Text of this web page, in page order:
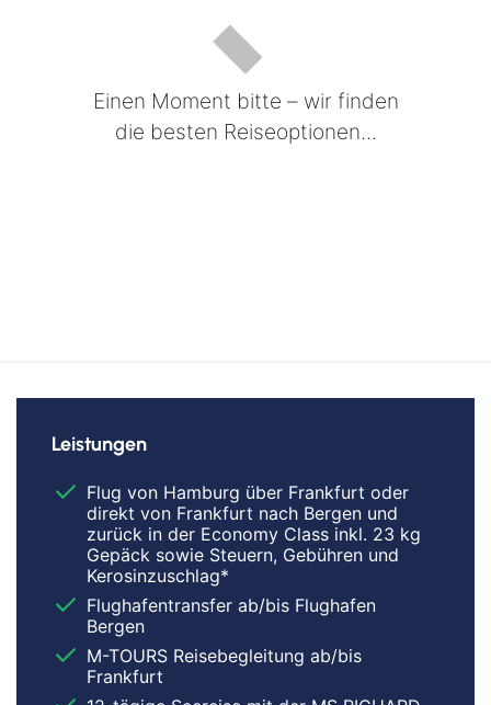
Einen Moment bitte – wir finden
die besten Reiseoptionen...
Leistungen
Flug von Hamburg über Frankfurt oder
direkt von Frankfurt nach Bergen und
zurück in der Economy Class inkl. 23 kg
Gepäck sowie Steuern, Gebühren und
Kerosinzuschlag*
Flughafentransfer ab/bis Flughafen
Bergen
M-TOURS Reisebegleitung ab/bis
Frankfurt